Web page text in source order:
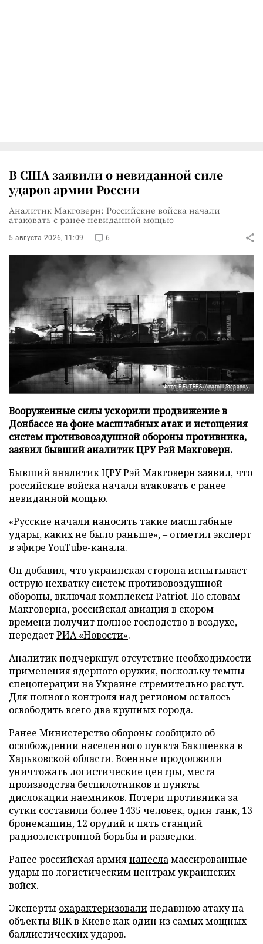
В США заявили о невиданной силе
ударов армии России
Аналитик Макговерн: Российские войска начали
атаковать с ранее невиданной мощью
5 августа 2026, 11:09 6
Фото: REUTERS/Anatolii Stepanov
Вооруженные силы ускорили продвижение в
Донбассе на фоне масштабных атак и истощения
систем противовоздушной обороны противника,
заявил бывший аналитик ЦРУ Рэй Макговерн.
Бывший аналитик ЦРУ Рэй Макговерн заявил, что
российские войска начали атаковать с ранее
невиданной мощью.
«Русские начали наносить такие масштабные
удары, каких не было раньше», – отметил эксперт
в эфире YouTube-канала.
Он добавил, что украинская сторона испытывает
острую нехватку систем противовоздушной
обороны, включая комплексы Patriot. По словам
Макговерна, российская авиация в скором
времени получит полное господство в воздухе,
передаетРИА «Новости».
Аналитик подчеркнул отсутствие необходимости
применения ядерного оружия, поскольку темпы
спецоперации на Украине стремительно растут.
Для полного контроля над регионом осталось
освободить всего два крупных города.
Ранее Министерство обороны сообщило об
освобождении населенного пункта Бакшеевка в
Харьковской области. Военные продолжили
уничтожать логистические центры, места
производства беспилотников и пункты
дислокации наемников. Потери противника за
сутки составили более 1435 человек, один танк, 13
бронемашин, 12 орудий и пять станций
радиоэлектронной борьбы и разведки.
Ранее российская армиянанесламассированные
удары по логистическим центрам украинских
войск.
Эксперты охарактеризовалинедавнюю атаку на
объекты ВПК в Киеве как один из самых мощных
баллистических ударов.